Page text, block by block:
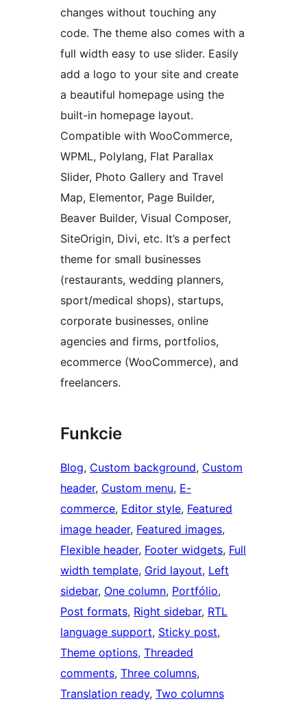
changes without touching any
code. The theme also comes with a
full width easy to use slider. Easily
add a logo to your site and create
a beautiful homepage using the
built-in homepage layout.
Compatible with WooCommerce,
WPML, Polylang, Flat Parallax
Slider, Photo Gallery and Travel
Map, Elementor, Page Builder,
Beaver Builder, Visual Composer,
SiteOrigin, Divi, etc. It’s a perfect
theme for small businesses
(restaurants, wedding planners,
sport/medical shops), startups,
corporate businesses, online
agencies and firms, portfolios,
ecommerce (WooCommerce), and
freelancers.
Funkcie
Blog, Custom background, Custom
header, Custom menu, E-
commerce, Editor style, Featured
image header, Featured images
Flexible header, Footer widgets, Full
width template, Grid layout, Left
sidebar, One column, Portfólio
Post formats, Right sidebar, RTL
language support, Sticky post
Theme options, Threaded
comments, Three columns
Translation ready, Two columns